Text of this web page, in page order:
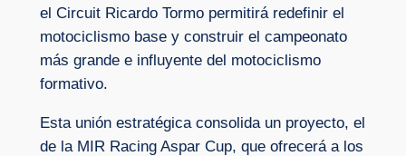
el Circuit Ricardo Tormo permitirá redefinir el
motociclismo base y construir el campeonato
más grande e influyente del motociclismo
formativo.
Esta unión estratégica consolida un proyecto, el
de la MIR Racing Aspar Cup, que ofrecerá a los